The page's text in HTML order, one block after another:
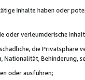
Inhalte haben oder
oder verleumderische
die Privatsphäre
Nationalität, Behinderung,
oder ausführen;